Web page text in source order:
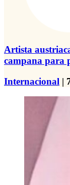
Artista
campana para
Internacional |